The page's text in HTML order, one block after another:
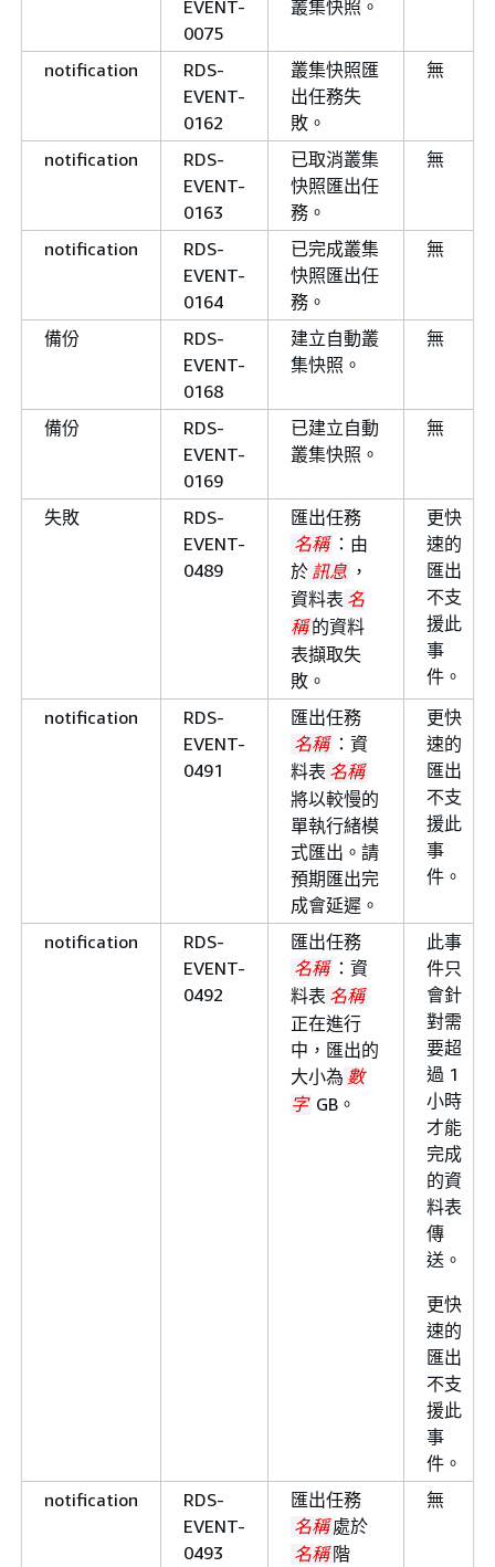
EVENT-
0518
變更為
current_version
在容錯移轉後與新的主要
集
RDS-
EVENT-
0424
資料庫叢集
本 版本
集的目標升級版本版本
們不建議在高於全域叢集
版本上使用次要叢集，因
它可能會在容錯移轉或轉
期間造成問題。請考慮升
notification
RDS-
EVENT-
0076
無法從name 遷移至
name 。原因：
RDS-
EVENT-
無法將 name name轉
InnoDB。原因：
reason
RDS-
無法升級資料庫叢集
name，因為執行個體
name 的狀態為 name
決問題或刪除執行個體，
後再試一次。
由於以下原因，正在將資
擴展至
reason。
units
則通知
RDS-
EVENT-
0144
資料庫叢集正在暫停。
EVENT-
0075
叢集快照。
notification
RDS-
EVENT-
0162
叢集快照匯
出任務失
敗。
無
notification
RDS-
EVENT-
0163
已取消叢集
快照匯出任
務。
無
notification
RDS-
EVENT-
0164
已完成叢集
快照匯出任
務。
無
備份
RDS-
EVENT-
0168
建立自動叢
集快照。
無
備份
RDS-
EVENT-
0169
已建立自動
叢集快照。
無
失敗
RDS-
EVENT-
0489
匯出任務
名稱 ：由
於 訊息 ，
資料表 名
稱 的資料
表擷取失
敗。
更快
速的
匯出
不支
援此
事
件。
notification
RDS-
EVENT-
0491
匯出任務
名稱 ：資
料表 名稱
將以較慢的
單執行緒模
式匯出。請
預期匯出完
成會延遲。
更快
速的
匯出
不支
援此
事
件。
notification
RDS-
EVENT-
0492
匯出任務
名稱 ：資
料表 名稱
正在進行
中，匯出的
大小為 數
字 GB。
此事
件只
會針
對需
要超
過 1
小時
才能
完成
的資
料表
傳
送。
更快
速的
匯出
不支
援此
事
件。
notification
RDS-
EVENT-
0493
匯出任務
名稱 處於
名稱 階
無